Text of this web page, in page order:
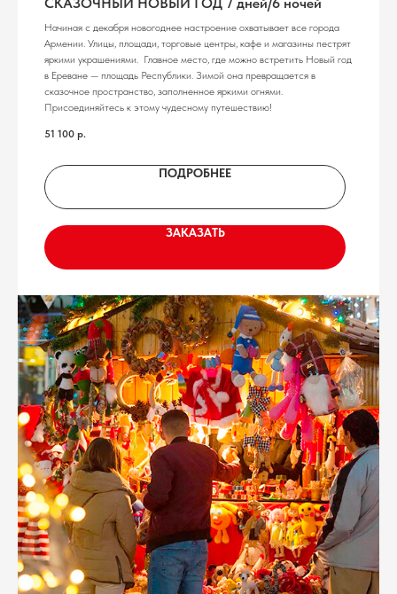
Начиная с декабря новогоднее настроение охватывает все города
Армении. Улицы, площади, торговые центры, кафе и магазины пестрят
яркими украшениями. Главное место, где можно встретить Новый год
в Ереване — площадь Республики. Зимой она превращается в
сказочное пространство, заполненное яркими огнями.
Присоединяйтесь к этому чудесному путешествию!
51 100 р.
ПОДРОБНЕЕ
ЗАКАЗАТЬ